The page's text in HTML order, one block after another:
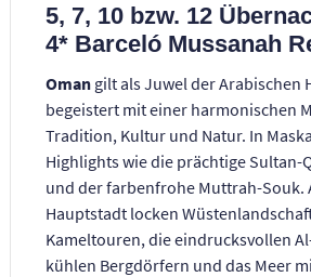
5, 7, 10 bzw. 12
4* Barceló Mussanah
Omangilt als Juwel der Arabischen
begeistert mit einer harmonischen
Tradition, Kultur und Natur. In
Highlights wie die prächtige Sultan-
und der farbenfrohe Muttrah-Souk.
Hauptstadt locken
Kameltouren, die eindrucksvollen
kühlen Bergdörfern und das Meer